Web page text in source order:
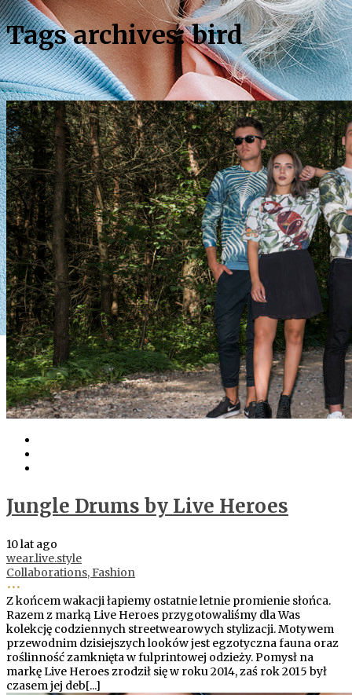
Tags archives: bird
Jungle Drums by Live Heroes
10 lat ago
wear.live.style
Collaborations,Fashion
•••
Z końcem wakacji łapiemy ostatnie letnie promienie słońca.
Razem z marką Live Heroes przygotowaliśmy dla Was
kolekcję codziennych streetwearowych stylizacji. Motywem
przewodnim dzisiejszych looków jest egzotyczna fauna oraz
roślinność zamknięta w fulprintowej odzieży. Pomysł na
markę Live Heroes zrodził się w roku 2014, zaś rok 2015 był
czasem jej deb[...]